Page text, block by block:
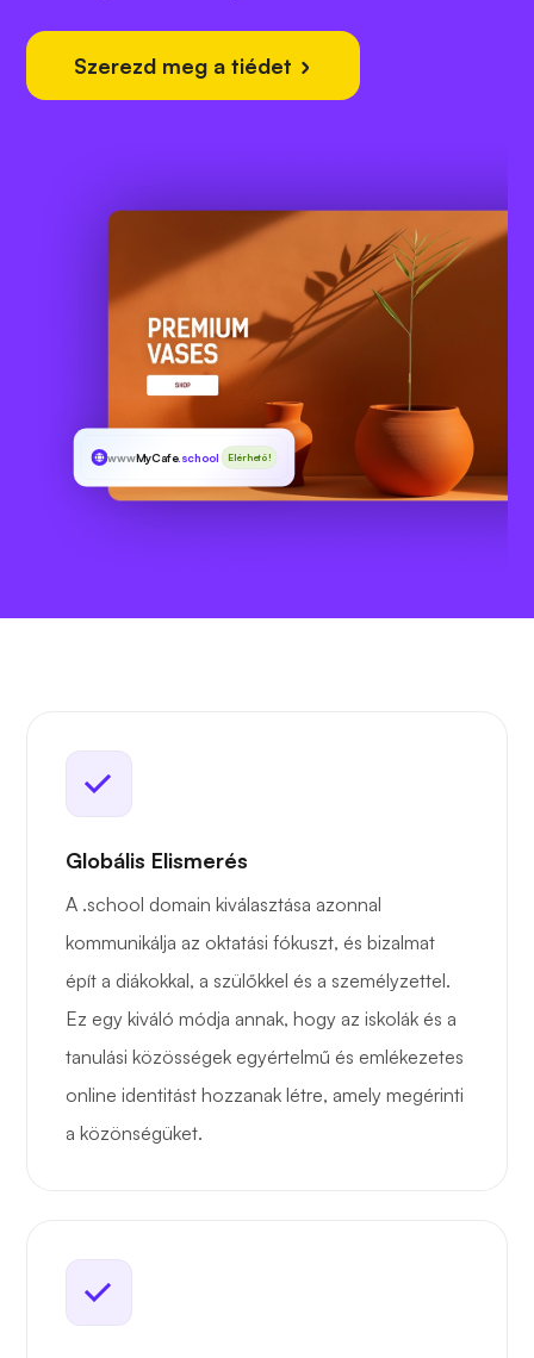
Szerezd meg a tiédet
wwwMyCafe.school Elérhető!
Globális Elismerés
A .school domain kiválasztása azonnal
kommunikálja az oktatási fókuszt, és bizalmat
épít a diákokkal, a szülőkkel és a személyzettel.
Ez egy kiváló módja annak, hogy az iskolák és a
tanulási közösségek egyértelmű és emlékezetes
online identitást hozzanak létre, amely megérinti
a közönségüket.